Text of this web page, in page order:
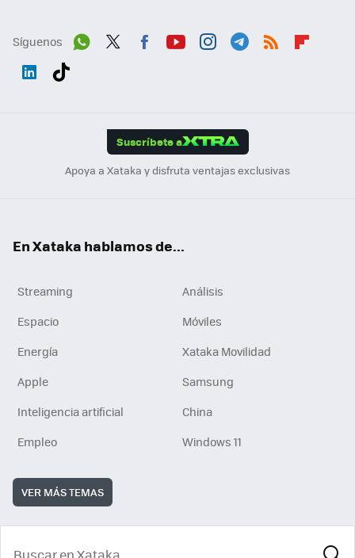
Síguenos
Suscríbete a
Apoya a Xataka y disfruta ventajas exclusivas
En Xataka hablamos de...
Streaming
Análisis
Espacio
Móviles
Energía
Xataka Movilidad
Apple
Samsung
Inteligencia artificial
China
Empleo
Windows 11
VER MÁS TEMAS